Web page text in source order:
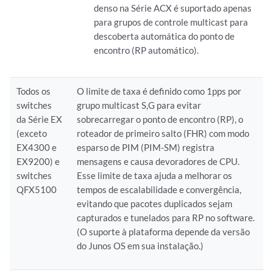
denso na Série ACX é suportado apenas
para grupos de controle multicast para
descoberta automática do ponto de
encontro (RP automático).
Todos os
switches
da Série EX
(exceto
EX4300 e
EX9200) e
switches
QFX5100
O limite de taxa é definido como 1pps por
grupo multicast S,G para evitar
sobrecarregar o ponto de encontro (RP), o
roteador de primeiro salto (FHR) com modo
esparso de PIM (PIM-SM) registra
mensagens e causa devoradores de CPU.
Esse limite de taxa ajuda a melhorar os
tempos de escalabilidade e convergência,
evitando que pacotes duplicados sejam
capturados e tunelados para RP no software.
(O suporte à plataforma depende da versão
do Junos OS em sua instalação.)